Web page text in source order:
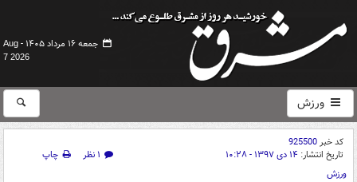
جمعه ۱۶ مرداد ۱۴۰۵ -
Aug
7 2026
ورزش
کد خبر925500
تاریخ انتشار: ۱۴ دی ۱۳۹۷ - ۱۰:۲۸ ۱ نظر
چاپ
ورزش